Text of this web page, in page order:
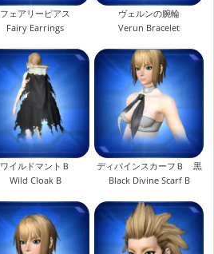
フェアリーピアス
Fairy Earrings
ヴェルンの腕輪
Verun Bracelet
ワイルドマントＢ
Wild Cloak B
ディバインスカーフＢ 黒
Black Divine Scarf B